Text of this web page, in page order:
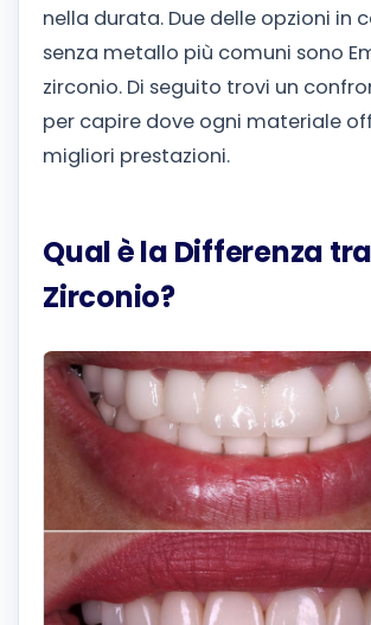
nella durata. Due delle opzioni in
senza metallo più comuni sono
zirconio. Di seguito trovi un
per capire dove ogni materiale
migliori prestazioni.
Qual è la Differenza
Zirconio?